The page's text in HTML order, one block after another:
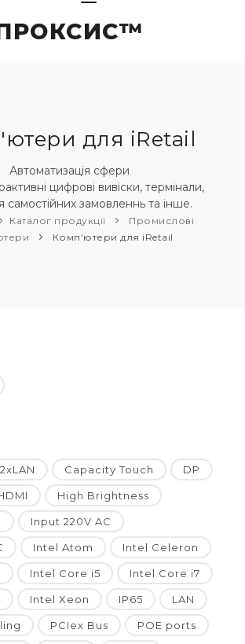
РІШЕННЯ
для iRetail
Автоматизація сфери
цифрові вивіски, термінали,
самостійних замовленнь та інше.
Каталог продукції
Промислові
Комп'ютери для iRetail
2xLAN Capacity Touch DP
High Brightness
Input 220V AC
Intel Atom Intel Celeron
Intel Core i5 Intel Core i7
Intel Xeon IP65 LAN
PCIex Bus POE ports